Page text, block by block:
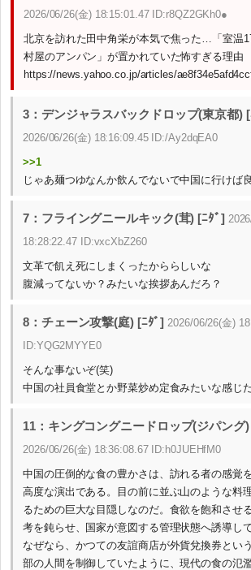
2026/06/26(金) 18:15:01.47 ID:r8QZ2GKh0●
北京を訪れた田中角栄が本気で焦った…「室温
村屋のアンパン」が置かれていた怖すぎる理由
https://news.yahoo.co.jp/articles/
3：デンジャラスバックドロップ(東京都)
2026/06/26(金) 18:16:09.45 ID:/Ay2dqEA0
>>1
じゃあ麺つゆなんか飲んでないで中国に行けば
7：フライングニールキック(茸) [ﾆﾀﾞ]
18:28:22.47 ID:vxcXbZ260
文革で飢え死にしまくったかららしいな
腹減ってないか？みたいな挨拶あんだろ？
8：チェーン攻撃(庭) [ﾆﾀﾞ] 2026/06/26(金)
ID:YQG2MYYE0
そんな事ないぞ(笑)
中国の社員食堂とか野菜炒め定食みたいな感じ
11：キングコングニードロップ(ジパング
2026/06/26(金) 18:36:08.67 ID:h0JUEHfM0
中国の圧倒的な食の豊かさは、訪れる者の感覚
高度な演出である。目の前に並ぶ山のような料
るための巨大な目隠しなのだ。食欲を飽和させ
考を鈍らせ、国家が意図する管理状態へ誘導して
なぜなら、かつての友誼商店が外貨兌換券とい
部の人間を制御していたように、現代の食の氾